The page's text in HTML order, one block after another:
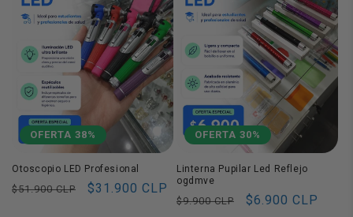
OFERTA 38%
Otoscopio LED Profesional
Precio
$51.900 CLP
Precio
$31.900 CLP
OFERTA 30%
Linterna Pupilar Led Reflejo
ogdmve
Precio
$9.900 CLP
Precio
$6.900 CLP